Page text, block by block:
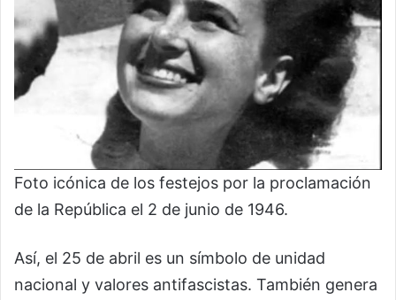
Foto icónica de los festejos por la proclamación
de la República el 2 de junio de 1946.
Así, el 25 de abril es un símbolo de unidad
nacional y valores antifascistas. También genera